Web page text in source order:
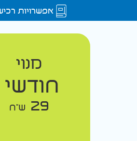
אפשרויות
מנוי
חודשי
29 ש"ח